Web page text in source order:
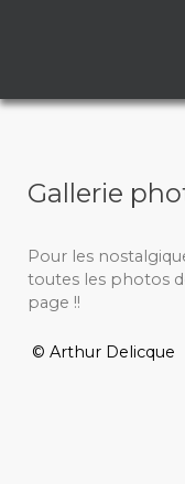
Gallerie
Pour les
toutes les photos
page !!
© Arthur Delicque